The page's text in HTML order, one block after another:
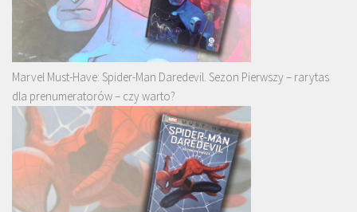
Marvel Must-Have: Spider-Man Daredevil. Sezon Pierwszy – rarytas
dla prenumeratorów – czy warto?